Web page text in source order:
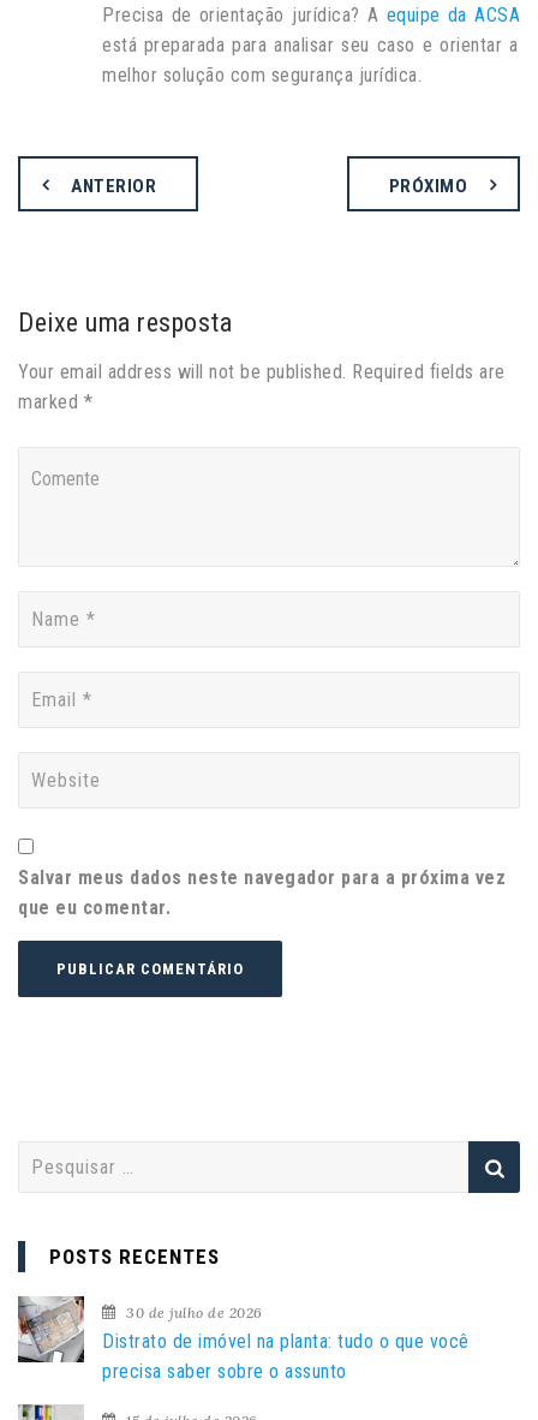
Precisa de orientação jurídica? A equipe da ACSA
está preparada para analisar seu caso e orientar a
melhor solução com segurança jurídica.
ANTERIOR PRÓXIMO
Deixe uma resposta
Your email address will not be published. Required fields are
marked *
Salvar meus dados neste navegador para a próxima vez
que eu comentar.
q
u
i
s
a
POSTS RECENTES
30 de julho de 2026
Distrato de imóvel na planta: tudo o que você
precisa saber sobre o assunto